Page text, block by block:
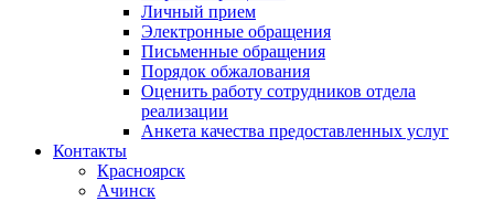
Личный прием
Электронные обращения
Письменные обращения
Порядок обжалования
Оценить работу сотрудников отдела
реализации
Анкета качества предоставленных услуг
Контакты
Красноярск
Ачинск